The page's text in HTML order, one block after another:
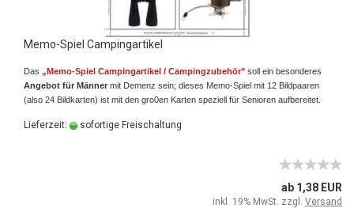
Memo-Spiel Campingartikel
Das „Memo-Spiel Campingartikel / Campingzubehör" soll ein besonderes
Angebot für Männer mit Demenz sein; dieses Memo-Spiel mit 12 Bildpaaren
(also 24 Bildkarten) ist mit den gro0en Karten speziell für Senioren aufbereitet.
Lieferzeit: sofortige Freischaltung
ab 1,38 EUR
inkl. 19% MwSt. zzgl. Versand